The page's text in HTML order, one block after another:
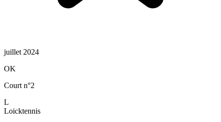
juillet 2024
OK
Court n°2
L
Loicktennis